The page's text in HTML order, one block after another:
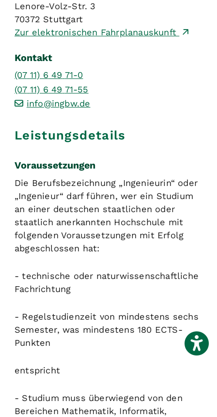
Lenore-Volz-Str. 3
70372 Stuttgart
Zur elektronischen Fahrplanauskunft
Kontakt
(07 11) 6 49 71-0
(07 11) 6 49 71-55
info@ingbw.de
Leistungsdetails
Voraussetzungen
Die Berufsbezeichnung „Ingenieurin“ oder
„Ingenieur“ darf führen, wer ein Studium
an einer deutschen staatlichen oder
staatlich anerkannten Hochschule mit
folgenden Voraussetzungen mit Erfolg
abgeschlossen hat:
- technische oder naturwissenschaftliche
Fachrichtung
- Regelstudienzeit von mindestens sechs
Semester, was mindestens 180 ECTS-
Punkten
entspricht
- Studium muss überwiegend von den
Bereichen Mathematik, Informatik,